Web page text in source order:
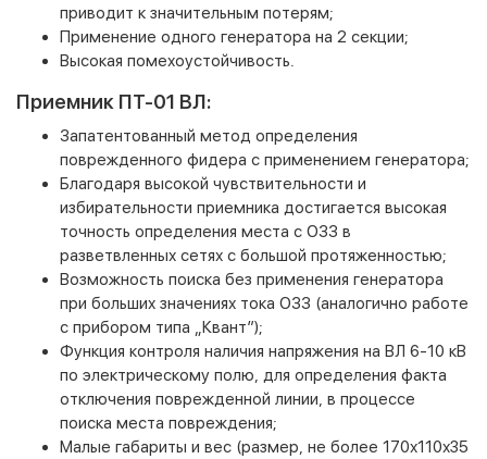
приводит к значительным потерям;
Применение одного генератора на 2 секции;
Высокая помехоустойчивость.
Приемник ПТ-01 ВЛ:
Запатентованный метод определения
поврежденного фидера с применением генератора;
Благодаря высокой чувствительности и
избирательности приемника достигается высокая
точность определения места с ОЗЗ в
разветвленных сетях с большой протяженностью;
Возможность поиска без применения генератора
при больших значениях тока ОЗЗ (аналогично работе
с прибором типа „Квант”);
Функция контроля наличия напряжения на ВЛ 6-10 кВ
по электрическому полю, для определения факта
отключения поврежденной линии, в процессе
поиска места повреждения;
Малые габариты и вес (размер, не более 170х110х35